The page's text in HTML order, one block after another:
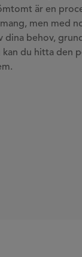
är en
men med
dina behov,
du hitta den